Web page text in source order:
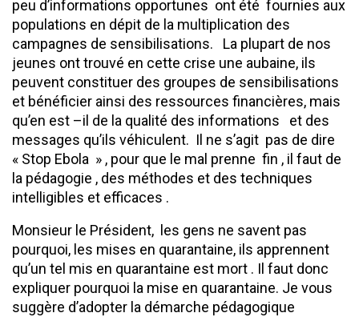
peu d’informations opportunes ont été fournies aux
populations en dépit de la multiplication des
campagnes de sensibilisations. La plupart de nos
jeunes ont trouvé en cette crise une aubaine, ils
peuvent constituer des groupes de sensibilisations
et bénéficier ainsi des ressources financières, mais
qu’en est –il de la qualité des informations et des
messages qu’ils véhiculent. Il ne s’agit pas de dire
« Stop Ebola » , pour que le mal prenne fin , il faut de
la pédagogie , des méthodes et des techniques
intelligibles et efficaces .
Monsieur le Président, les gens ne savent pas
pourquoi, les mises en quarantaine, ils apprennent
qu’un tel mis en quarantaine est mort . Il faut donc
expliquer pourquoi la mise en quarantaine. Je vous
suggère d’adopter la démarche pédagogique